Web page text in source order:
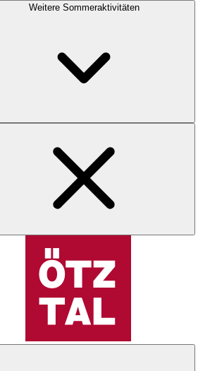
Weitere Sommeraktivitäten